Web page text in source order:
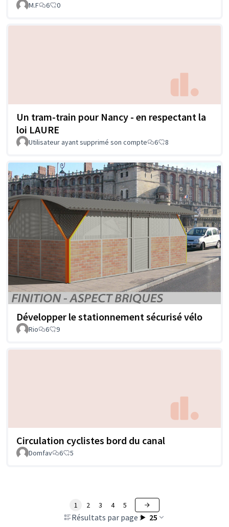
M.F 6 0
Un tram-train pour Nancy - en respectant la
loi LAURE
Utilisateur ayant supprimé son compte 6 8
Développer le stationnement sécurisé vélo
Rio 6 9
Circulation cyclistes bord du canal
Domfav 6 5
Résultats par page : 25
1 2 3 4 5